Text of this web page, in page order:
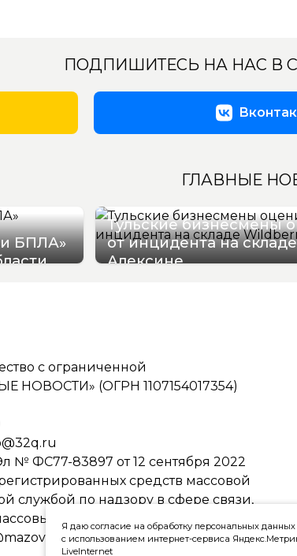
ПОДПИШИТЕСЬ НА НАС В
ГЛАВНЫЕ
БПЛА»
Тульские бизнесмены
от инцидента на
Алексине
с ограниченной
НОВОСТИ» (ОГРН 1107154017354)
№ ФС77-83897 от 12 сентября 2022
средств массовой
по надзору в сфере связи,
коммуникаций
Я даю согласие на обработку персональных данных
с использованием интернет-сервиса
LiveInternet